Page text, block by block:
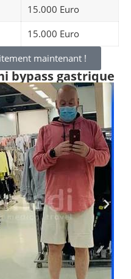
15.000 Euro
15.000 Euro
maintenant !
bypass gastrique